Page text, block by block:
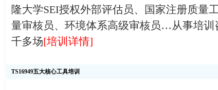
隆大学SEI授权外部评估员、国家注册质量
量审核员、环境体系高级审核员…从事培训
千多场[培训详情]
TS16949五大核心工具培训